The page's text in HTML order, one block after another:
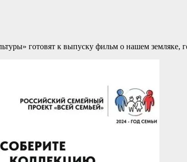
готовят к выпуску фильм о нашем